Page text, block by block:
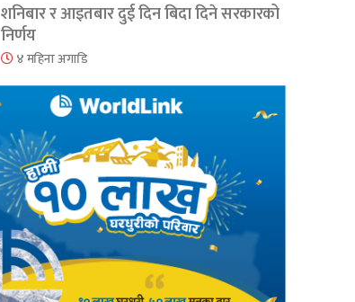
शनिबार र आइतबार दुई दिन बिदा दिने सरकारको
निर्णय
४ महिना अगाडि